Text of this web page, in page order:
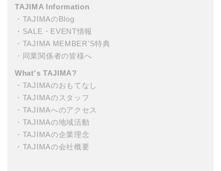
TAJIMA Information
・ TAJIMAのBlog
・ SALE・EVENT情報
・ TAJIMA MEMBER'S特典
・ 同業関係者の皆様へ
What's TAJIMA?
・ TAJIMAのおもてなし
・ TAJIMAのスタッフ
・ TAJIMAへのアクセス
・ TAJIMAの地域活動
・ TAJIMAの企業理念
・ TAJIMAの会社概要